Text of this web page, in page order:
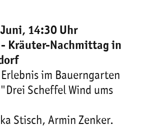
14:30 Uhr
- Kräuter-Nachmittag in
im Bauerngarten
Scheffel Wind ums
Stisch, Armin Zenker.